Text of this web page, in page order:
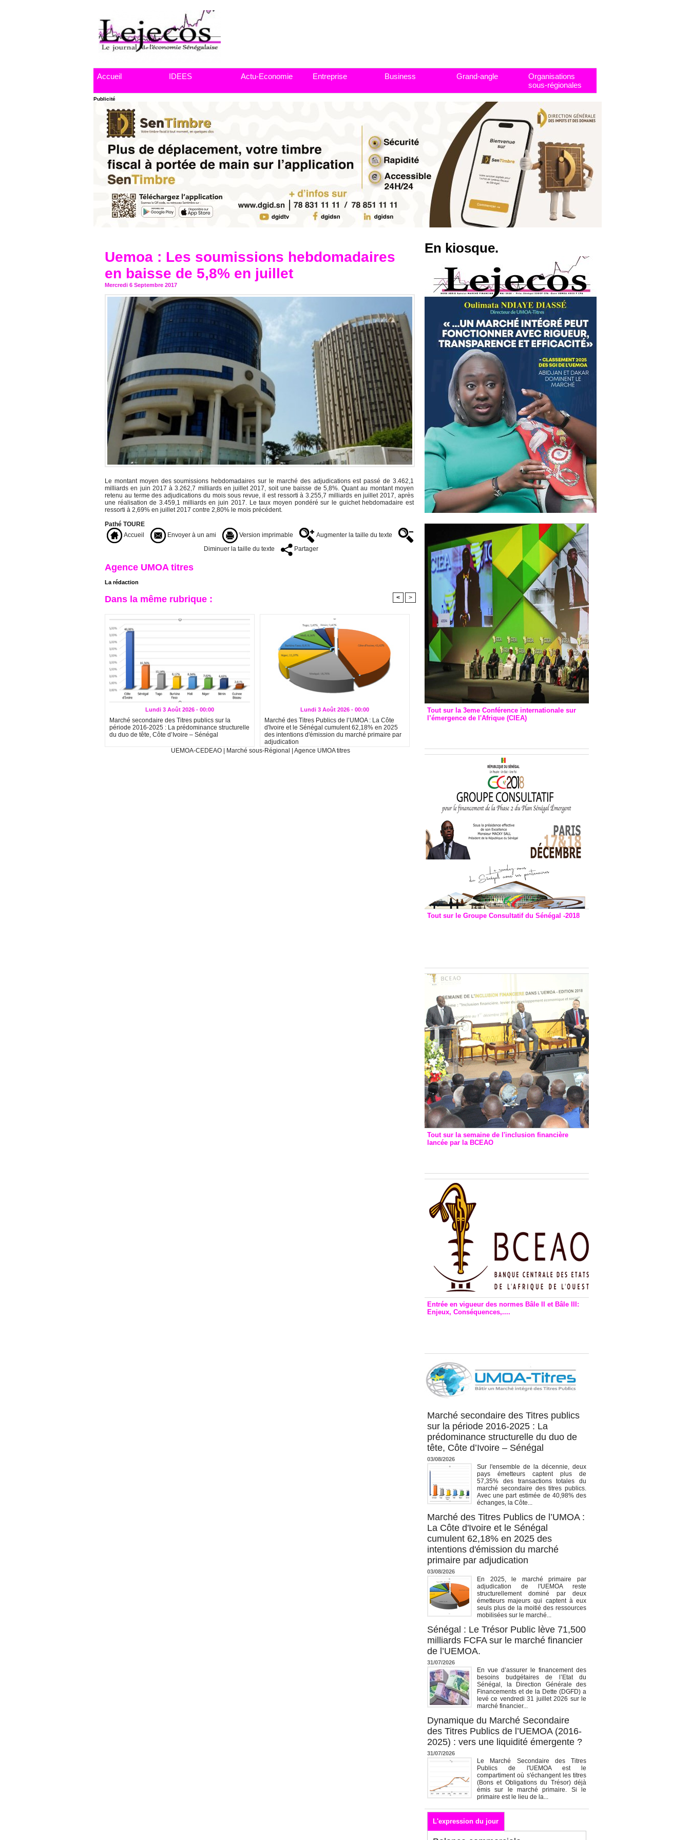
Accueil IDEES Actu-Economie Entreprise Business Grand-angle
Organisations
sous-régionales
Publicité
Uemoa : Les soumissions hebdomadaires
en baisse de 5,8% en juillet
Mercredi 6 Septembre 2017
Le montant moyen des soumissions hebdomadaires sur le marché des adjudications est passé de 3.462,1
milliards en juin 2017 à 3.262,7 milliards en juillet 2017, soit une baisse de 5,8%. Quant au montant moyen
retenu au terme des adjudications du mois sous revue, il est ressorti à 3.255,7 milliards en juillet 2017, après
une réalisation de 3.459,1 milliards en juin 2017. Le taux moyen pondéré sur le guichet hebdomadaire est
ressorti à 2,69% en juillet 2017 contre 2,80% le mois précédent.
Pathé TOURE
Accueil
Envoyer à un ami Version imprimable
Augmenter la taille du texte
Diminuer la taille du texte
Partager
Agence UMOA titres
La rédaction
Dans la même rubrique : < >
Lundi 3 Août 2026 - 00:00
Marché secondaire des Titres publics sur la
période 2016-2025 : La prédominance structurelle
du duo de tête, Côte d’Ivoire – Sénégal
Lundi 3 Août 2026 - 00:00
Marché des Titres Publics de l’UMOA : La Côte
d'Ivoire et le Sénégal cumulent 62,18% en 2025
des intentions d'émission du marché primaire par
adjudication
UEMOA-CEDEAO | Marché sous-Régional | Agence UMOA titres
En kiosque.
Tout sur la 3eme Conférence internationale sur
l’émergence de l'Afrique (CIEA)
Tout sur le Groupe Consultatif du Sénégal -2018
Tout sur la semaine de l'inclusion financière
lancée par la BCEAO
Entrée en vigueur des normes Bâle II et Bâle III:
Enjeux, Conséquences,....
Marché secondaire des Titres publics
sur la période 2016-2025 : La
prédominance structurelle du duo de
tête, Côte d’Ivoire – Sénégal
03/08/2026
Sur l'ensemble de la décennie, deux
pays émetteurs captent plus de
57,35% des transactions totales du
marché secondaire des titres publics.
Avec une part estimée de 40,98% des
échanges, la Côte...
Marché des Titres Publics de l’UMOA :
La Côte d'Ivoire et le Sénégal
cumulent 62,18% en 2025 des
intentions d'émission du marché
primaire par adjudication
03/08/2026
En 2025, le marché primaire par
adjudication de l'UEMOA reste
structurellement dominé par deux
émetteurs majeurs qui captent à eux
seuls plus de la moitié des ressources
mobilisées sur le marché...
Sénégal : Le Trésor Public lève 71,500
milliards FCFA sur le marché financier
de l’UEMOA.
31/07/2026
En vue d’assurer le financement des
besoins budgétaires de l’Etat du
Sénégal, la Direction Générale des
Financements et de la Dette (DGFD) a
levé ce vendredi 31 juillet 2026 sur le
marché financier...
Dynamique du Marché Secondaire
des Titres Publics de l’UEMOA (2016-
2025) : vers une liquidité émergente ?
31/07/2026
Le Marché Secondaire des Titres
Publics de l'UEMOA est le
compartiment où s'échangent les titres
(Bons et Obligations du Trésor) déjà
émis sur le marché primaire. Si le
primaire est le lieu de la...
L'expression du jour